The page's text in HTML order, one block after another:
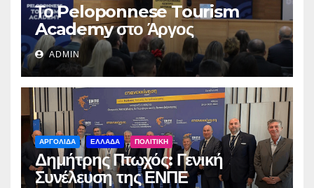
Το Peloponnese Tourism
Academy στο Άργος
ADMIN
ΑΡΓΟΛΙΔΑ ΕΛΛΑΔΑ ΠΟΛΙΤΙΚΗ
Δημήτρης Πτωχός: Γενική
Συνέλευση της ΕΝΠΕ